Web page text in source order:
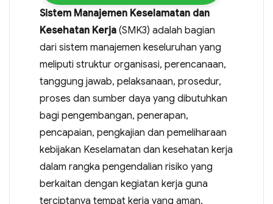
Sistem Manajemen Keselamatan dan
Kesehatan Kerja(SMK3) adalah bagian
dari sistem manajemen keseluruhan yang
meliputi struktur organisasi, perencanaan,
tanggung jawab, pelaksanaan, prosedur,
proses dan sumber daya yang dibutuhkan
bagi pengembangan, penerapan,
pencapaian, pengkajian dan pemeliharaan
kebijakan Keselamatan dan kesehatan kerja
dalam rangka pengendalian risiko yang
berkaitan dengan kegiatan kerja guna
terciptanya tempat kerja yang aman,